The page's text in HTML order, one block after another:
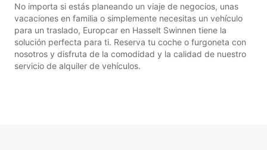
No importa si estás planeando un viaje de negocios, unas
vacaciones en familia o simplemente necesitas un vehículo
para un traslado, Europcar en Hasselt Swinnen tiene la
solución perfecta para ti. Reserva tu coche o furgoneta con
nosotros y disfruta de la comodidad y la calidad de nuestro
servicio de alquiler de vehículos.